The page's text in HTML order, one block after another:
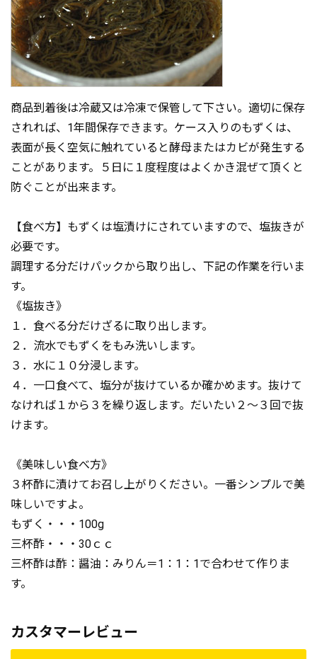
商品到着後は冷蔵又は冷凍で保管して下さい。適切に保存
されれば、1年間保存できます。ケース入りのもずくは、
表面が長く空気に触れていると酵母またはカビが発生する
ことがあります。５日に１度程度はよくかき混ぜて頂くと
防ぐことが出来ます。
【食べ方】もずくは塩漬けにされていますので、塩抜きが
必要です。
調理する分だけパックから取り出し、下記の作業を行いま
す。
《塩抜き》
１．食べる分だけざるに取り出します。
２．流水でもずくをもみ洗いします。
３．水に１０分浸します。
４．一口食べて、塩分が抜けているか確かめます。抜けて
なければ１から３を繰り返します。だいたい２～３回で抜
けます。
《美味しい食べ方》
３杯酢に漬けてお召し上がりください。一番シンプルで美
味しいですよ。
もずく・・・100g
三杯酢・・・30ｃｃ
三杯酢は酢：醤油：みりん＝1：1：1で合わせて作りま
す。
カスタマーレビュー